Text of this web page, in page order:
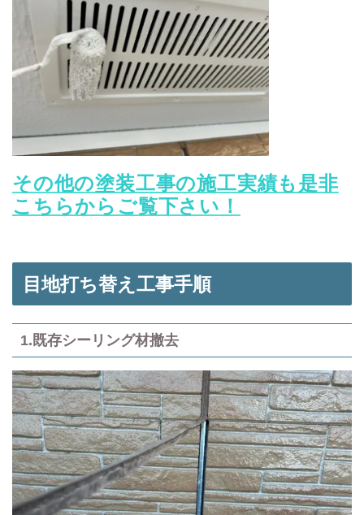
その他の塗装工事の施工実績も是非
こちらからご覧下さい！
目地打ち替え工事手順
1.既存シーリング材撤去